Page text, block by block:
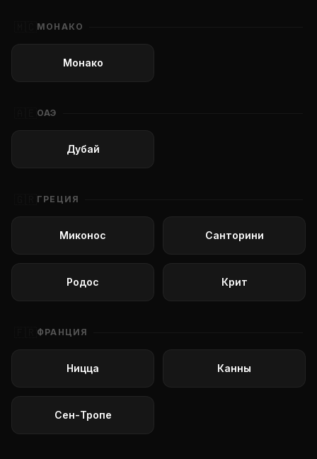
МОНАКО
Монако
ОАЭ
Дубай
ГРЕЦИЯ
Миконос Санторини
Родос Крит
ФРАНЦИЯ
Ницца Канны
Сен-Тропе